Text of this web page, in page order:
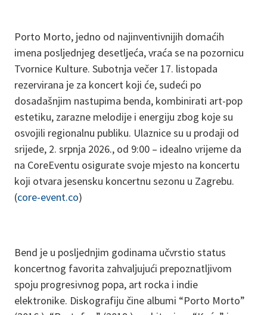
Porto Morto, jedno od najinventivnijih domaćih
imena posljednjeg desetljeća, vraća se na pozornicu
Tvornice Kulture. Subotnja večer 17. listopada
rezervirana je za koncert koji će, sudeći po
dosadašnjim nastupima benda, kombinirati art-pop
estetiku, zarazne melodije i energiju zbog koje su
osvojili regionalnu publiku. Ulaznice su u prodaji od
srijede, 2. srpnja 2026., od 9:00 – idealno vrijeme da
na CoreEventu osigurate svoje mjesto na koncertu
koji otvara jesensku koncertnu sezonu u Zagrebu.
(core-event.co)
Bend je u posljednjim godinama učvrstio status
koncertnog favorita zahvaljujući prepoznatljivom
spoju progresivnog popa, art rocka i indie
elektronike. Diskografiju čine albumi “Porto Morto”